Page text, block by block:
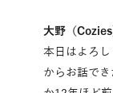
大野（Cozies
本日はよろ
からお話で